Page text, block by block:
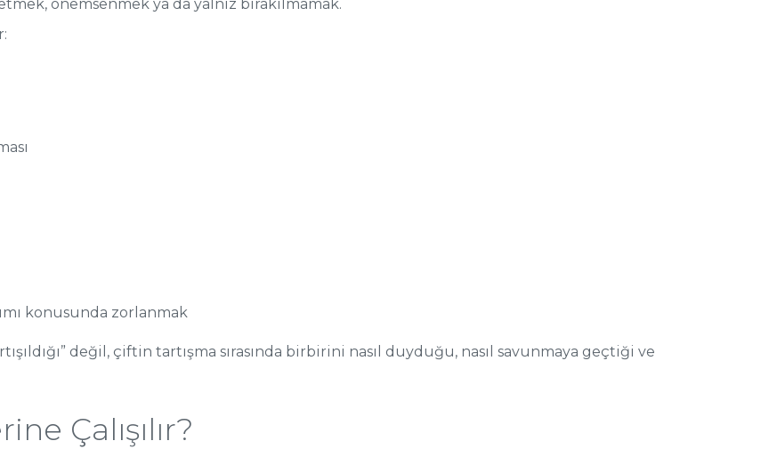
önemsenmek ya da yalnız bırakılmamak.
konusunda zorlanmak
değil, çiftin tartışma sırasında birbirini nasıl duyduğu, nasıl savunmaya geçtiği ve
Çalışılır?